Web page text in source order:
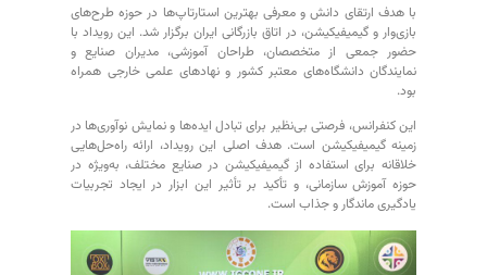
با هدف ارتقای دانش و معرفی بهترین استارتاپ‌ها در حوزه طرح‌های
بازی‌وار و گیمیفیکیشن، در اتاق بازرگانی ایران برگزار شد. این رویداد با
حضور جمعی از متخصصان، طراحان آموزشی، مدیران صنایع و
نمایندگان دانشگاه‌های معتبر کشور و نهادهای علمی خارجی همراه
بود.
این کنفرانس، فرصتی بی‌نظیر برای تبادل ایده‌ها و نمایش نوآوری‌ها در
زمینه گیمیفیکیشن است. هدف اصلی این رویداد، ارائه راه‌حل‌هایی
خلاقانه برای استفاده از گیمیفیکیشن در صنایع مختلف، به‌ویژه در
حوزه آموزش سازمانی، و تأکید بر تأثیر این ابزار در ایجاد تجربیات
یادگیری ماندگار و جذاب است.